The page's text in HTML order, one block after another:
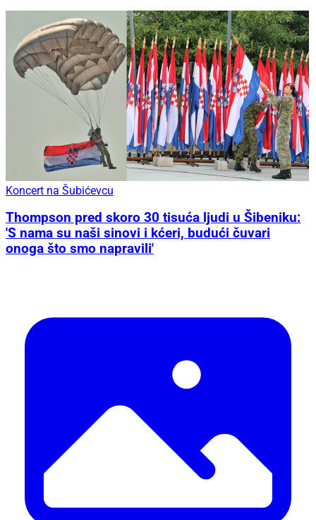
Koncert na Šubićevcu
Thompson pred skoro 30 tisuća ljudi u Šibeniku:
'S nama su naši sinovi i kćeri, budući čuvari
onoga što smo napravili'